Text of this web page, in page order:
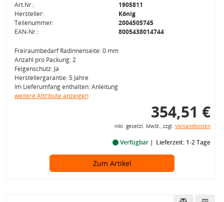
Art.Nr.:
1905811
Hersteller:
König
Teilenummer:
2004505745
EAN-Nr.:
8005438014744
Freiraumbedarf Radinnenseite: 0 mm
Anzahl pro Packung: 2
Felgenschutz: Ja
Herstellergarantie: 5 Jahre
Im Lieferumfang enthalten: Anleitung
weitere Attribute anzeigen
354,51 €
inkl. gesetzl. MwSt., zzgl. Versandkosten
Verfügbar Lieferzeit: 1-2 Tage
Zum Artikel